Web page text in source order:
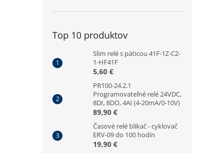
Top 10 produktov
Slim relé s päticou 41F-1Z-C2-
1-HF41F
5,60 €
PR100-24.2.1
Programovateľné relé 24VDC,
8DI, 8DO, 4AI (4-20mA/0-10V)
89,90 €
Časové relé blikač - cyklovač
ERV-09 do 100 hodín
19,90 €